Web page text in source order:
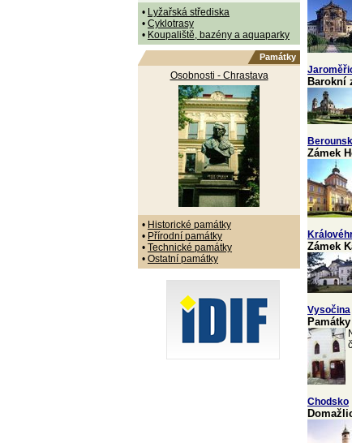
• Lyžařská střediska
• Cyklotrasy
• Koupaliště, bazény a aquaparky
Památky
Osobnosti - Chrastava
• Historické památky
• Přírodní památky
• Technické památky
• Ostatní památky
Barokní
Zámek
Zámek
Vysočina
Chodsko